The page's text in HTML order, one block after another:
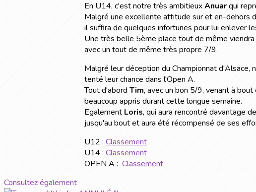
En U14, c'est notre très ambitieuxAnuarqui
Malgré une excellente attitude sur et en-dehors
il suffira de quelques infortunes pour lui enlever
Une très belle 5ème place tout de même
avec un tout de même très propre 7/9.
Malgré leur déception du Championnat d'Alsace,
tenté leur chance dans l'Open A.
Tout d'abord Tim, avec un bon 5/9, venant à
beaucoup appris durant cette longue semaine.
Egalement Loris, qui aura rencontré davantage
jusqu'au bout et aura été récompensé de ses
U12 : Classement
U14 : Classement
OPEN A : Classement
Consultez également